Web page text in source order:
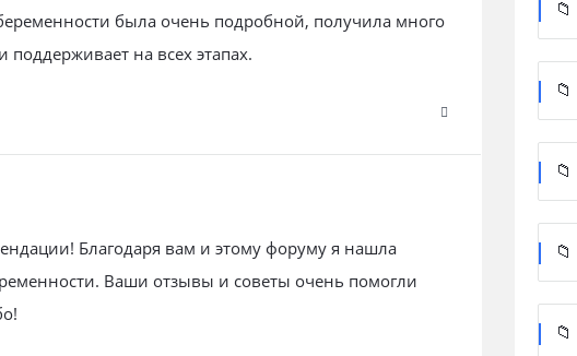
была очень подробной, получила много
поддерживает на всех этапах.
Благодаря вам и этому форуму я нашла
Ваши отзывы и советы очень помогли